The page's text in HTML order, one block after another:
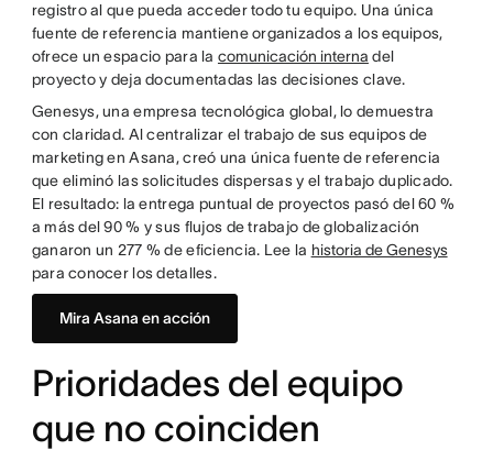
registro al que pueda acceder todo tu equipo. Una única
fuente de referencia mantiene organizados a los equipos,
ofrece un espacio para la comunicación interna del
proyecto y deja documentadas las decisiones clave.
Genesys, una empresa tecnológica global, lo demuestra
con claridad. Al centralizar el trabajo de sus equipos de
marketing en Asana, creó una única fuente de referencia
que eliminó las solicitudes dispersas y el trabajo duplicado.
El resultado: la entrega puntual de proyectos pasó del 60 %
a más del 90 % y sus flujos de trabajo de globalización
ganaron un 277 % de eficiencia. Lee la historia de Genesys
para conocer los detalles.
Mira Asana en acción
Prioridades del equipo
que no coinciden